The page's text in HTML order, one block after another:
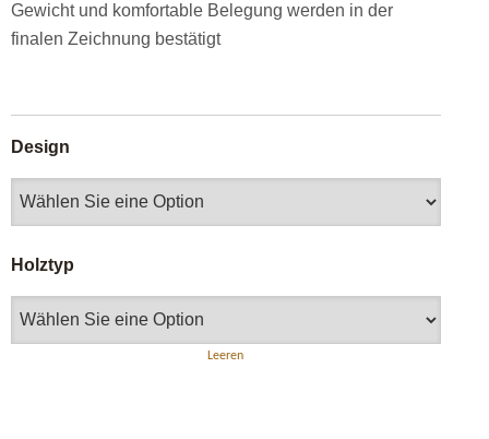
Gewicht und komfortable Belegung werden in der
finalen Zeichnung bestätigt
Design
Holztyp
Leeren